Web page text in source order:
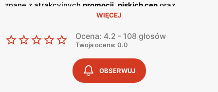
znane z atrakcyjnych promocji niskich cen oraz
szerokiego asortymentu, który zaspokaja potrzeby całej
rodziny. Dzięki przyjaznej obsłudze i lokalnym sklepom,
ABC stało się ulubionym miejscem zakupów dla wielu
regularnie publikuje
, w których prezentowane są najlepsze oferty
oraz nowości produktowe.Gazetkite ukazują się kilka razy
WIĘCEJ
Ocena: 4.2 - 108 głosów
Twoja ocena: 0.0
OBSERWUJ